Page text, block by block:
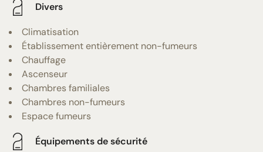
Divers
Climatisation
Établissement entièrement non-fumeurs
Chauffage
Ascenseur
Chambres familiales
Chambres non-fumeurs
Espace fumeurs
Équipements de sécurité